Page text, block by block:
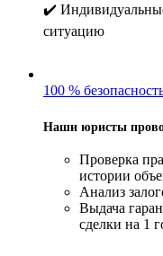
✔️
ситуацию
100 %
Наши юристы
Проверка
истории
Анализ
Выдача
сделки на 1